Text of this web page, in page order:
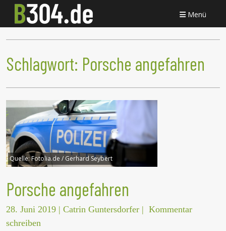
Menü
Schlagwort: Porsche angefahren
Quelle:Fotolia.de / Gerhard Seybert
Porsche angefahren
28. Juni 2019 | Catrin Guntersdorfer | Kommentar
schreiben